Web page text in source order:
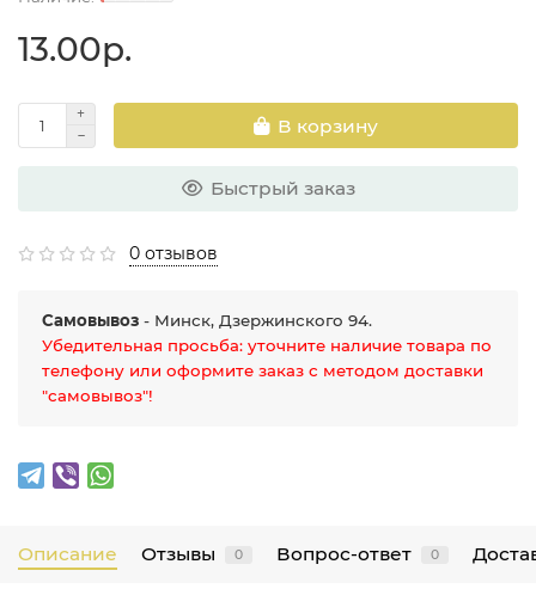
13.00р.
В корзину
Быстрый заказ
0 отзывов
Самовывоз - Минск, Дзержинского 94.
Убедительная просьба: уточните наличие товара по
телефону или оформите заказ с методом доставки
"самовывоз"!
Описание Отзывы 0 Вопрос-ответ 0